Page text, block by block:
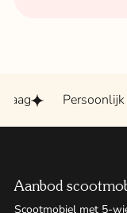
Persoonlijk
Aanbod
Scootmobiel met 5-